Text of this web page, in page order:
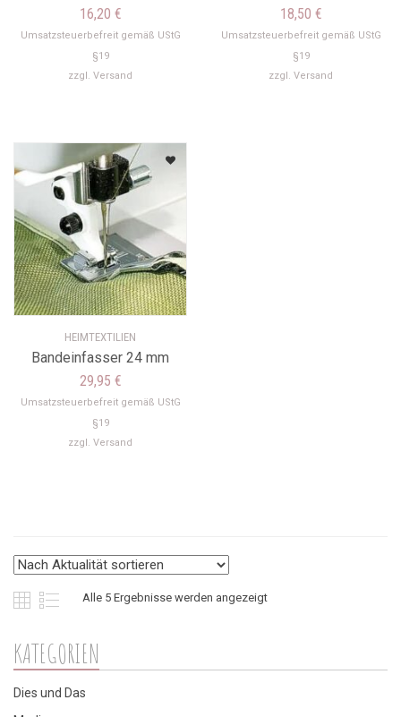
16,20 €
Umsatzsteuerbefreit gemäß UStG
§19
zzgl. Versand
18,50 €
Umsatzsteuerbefreit gemäß UStG
§19
zzgl. Versand
HEIMTEXTILIEN
Bandeinfasser 24 mm
29,95 €
Umsatzsteuerbefreit gemäß UStG
§19
zzgl. Versand
Alle 5 Ergebnisse werden angezeigtNach
KATEGORIEN
Dies und Das